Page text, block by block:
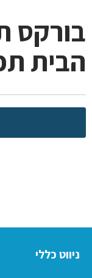
בורקס
הבית תפז'
ניווט כללי